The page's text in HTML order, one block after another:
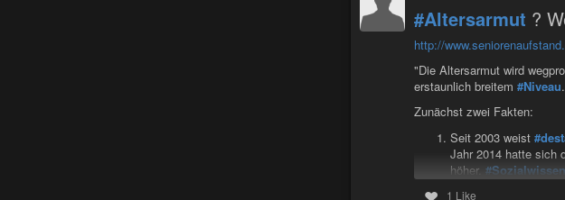
#Altersarmut ?
http://
"Die Altersarmut wird
erstaunlich breitem #Niveau.
Zunächst zwei Fakten:
Seit 2003 weist
Jahr 2014 hatte sich
höher.
1 Like